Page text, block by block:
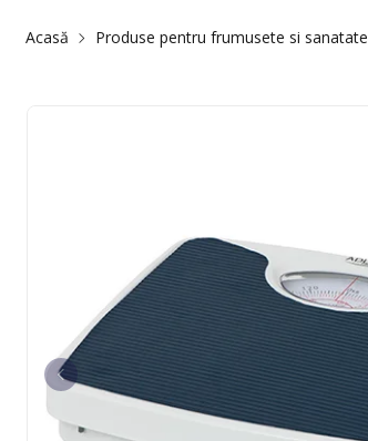
Acasă Produse pentru frumusete si sanatate